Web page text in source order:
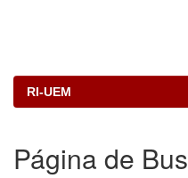
RI-UEM
Página de